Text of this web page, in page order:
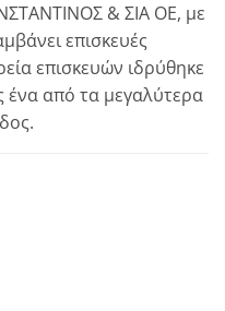
& ΣΙΑ ΟΕ, με
επισκευές
επισκευών ιδρύθηκε
ένα από τα μεγαλύτερα